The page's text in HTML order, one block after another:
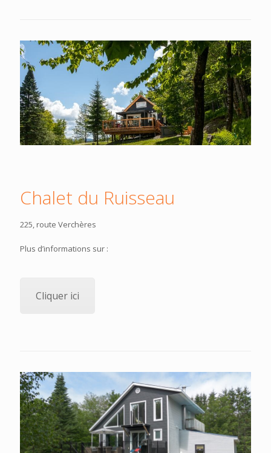
Chalet du Ruisseau
225, route Verchères
Plus d’informations sur :
Cliquer ici